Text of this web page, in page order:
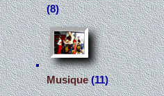
(8)
Musique(11)